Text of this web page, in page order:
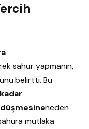
sahur yapmanın,
belirtti. Bu
neden
mutlaka